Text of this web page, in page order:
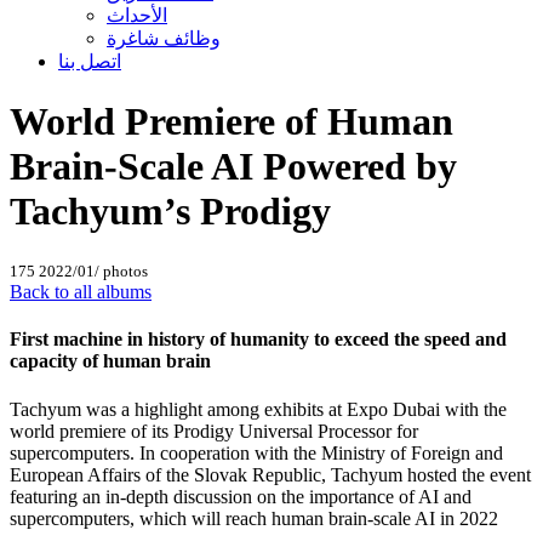
الأحداث
وظائف شاغرة
اتصل بنا
World Premiere of Human
Brain-Scale AI Powered by
Tachyum’s Prodigy
17‏/01‏/2022 5 photos
Back to all albums
First machine in history of humanity to exceed the speed and
capacity of human brain
Tachyum was a highlight among exhibits at Expo Dubai with the
world premiere of its Prodigy Universal Processor for
supercomputers. In cooperation with the Ministry of Foreign and
European Affairs of the Slovak Republic, Tachyum hosted the event
featuring an in-depth discussion on the importance of AI and
supercomputers, which will reach human brain-scale AI in 2022